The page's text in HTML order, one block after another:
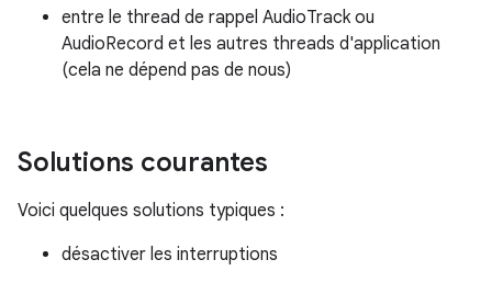
entre le thread de rappel AudioTrack ou
AudioRecord et les autres threads d'application
(cela ne dépend pas de nous)
Solutions courantes
Voici quelques solutions typiques :
désactiver les interruptions